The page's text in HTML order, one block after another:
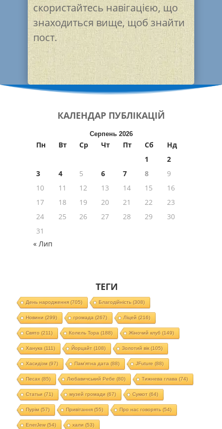
скористайтесь навігацією, що
знаходиться вище, щоб знайти
пост.
КАЛЕНДАР ПУБЛІКАЦІЙ
Серпень 2026
Пн Вт Ср Чт Пт Сб
Нд
1
2
3
4 5 6 7 8
9
10
11 12 13 14 15
16
17
18 19 20 21 22
23
24
25 26 27 28 29
30
31
« Лип
ТЕГИ
День народження(705) Благодійність (308)
Новини (299) громада (267) Ліцей (216)
Свято (211) Колель Тора (188) Жіночий клуб (149)
Ханука (111) Йорцайт (108) Золотий вік(105)
Хасидізм (97) Пам'ятна дата (88) JFuture (88)
Песах(85) Любавичський Ребе (80) Тижнева глава (74)
Статьи (71) музей громади (67) Суккот (64)
Пурім (57) Привітання(55) Про нас говорять (54)
EnerJew(54) хали (53)